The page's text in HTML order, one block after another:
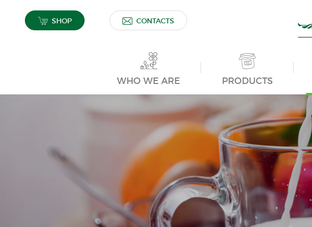
SHOP CONTACTS
WHO WE ARE PRODUCTS